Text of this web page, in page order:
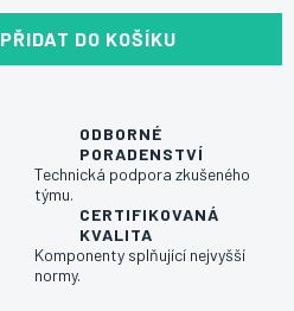
PŘIDAT DO KOŠÍKU
ODBORNÉ
PORADENSTVÍ
Technická podpora zkušeného
týmu.
CERTIFIKOVANÁ
KVALITA
Komponenty splňující nejvyšší
normy.